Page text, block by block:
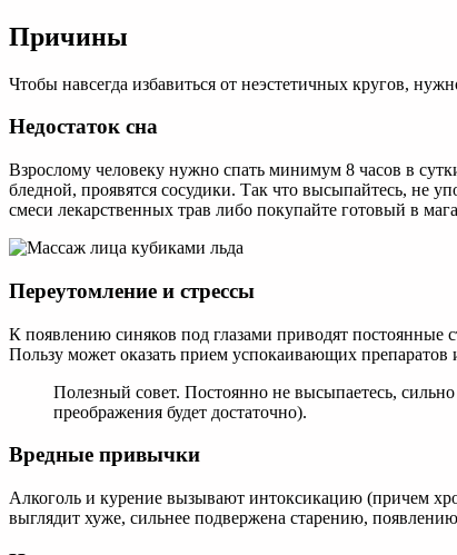
Причины
Чтобы навсегда избавиться от неэстетичных кругов,
Недостаток сна
Взрослому человеку нужно спать минимум 8 часов в
бледной, проявятся сосудики. Так что высыпайтесь, не
смеси лекарственных трав либо покупайте готовый в
Переутомление и стрессы
К появлению синяков под глазами приводят
Пользу может оказать прием успокаивающих
Полезный совет. Постоянно не высыпаетесь,
преображения будет достаточно).
Вредные привычки
Алкоголь и курение вызывают интоксикацию (причем
выглядит хуже, сильнее подвержена старению,